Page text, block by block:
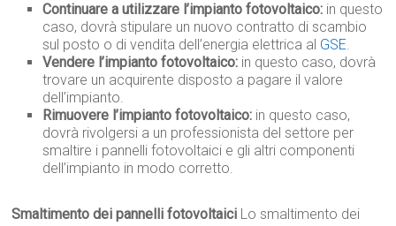
Continuare a utilizzare l’impianto fotovoltaico: in questo
caso, dovrà stipulare un nuovo contratto di scambio
sul posto o di vendita dell’energia elettrica al GSE.
Vendere l’impianto fotovoltaico: in questo caso, dovrà
trovare un acquirente disposto a pagare il valore
dell’impianto.
Rimuovere l’impianto fotovoltaico: in questo caso,
dovrà rivolgersi a un professionista del settore per
smaltire i pannelli fotovoltaici e gli altri componenti
dell’impianto in modo corretto.
Smaltimento dei pannelli fotovoltaici Lo smaltimento dei